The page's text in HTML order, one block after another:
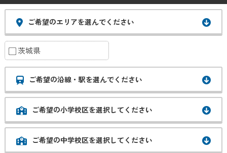
ご希望のエリアを選んでください
茨城県
ご希望の沿線・駅を選んでください
ご希望の小学校区を選択してください
ご希望の中学校区を選択してください